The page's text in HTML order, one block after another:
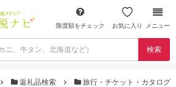
限度額をチェック お気に入り メニュー
検索
返礼品検索 旅行・チケット・カタログ